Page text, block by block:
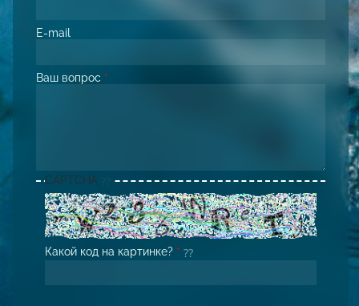
E-mail
Ваш вопрос *
CAPTCHA
Какой код на картинке? *